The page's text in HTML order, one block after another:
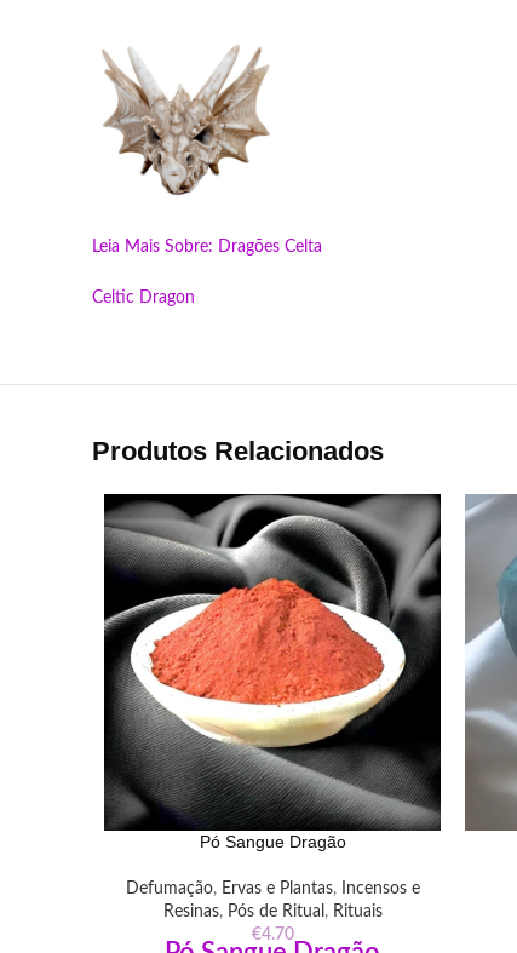
Leia Mais Sobre: Dragões Celta
Celtic Dragon
Produtos Relacionados
Pó Sangue Dragão
Defumação, Ervas e Plantas,
Incensos e
Resinas, Pós de Ritual , Rituais
€4.70